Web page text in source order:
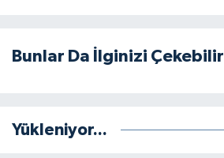
Bunlar Da İlginizi Çekebilir
Yükleniyor...